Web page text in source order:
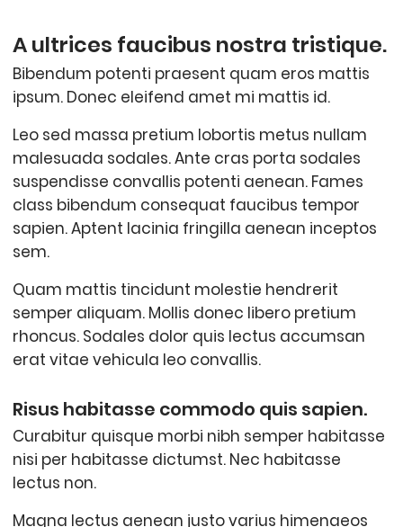
A ultrices faucibus nostra tristique.
Bibendum potenti praesent quam eros mattis
ipsum. Donec eleifend amet mi mattis id.
Leo sed massa pretium lobortis metus nullam
malesuada sodales. Ante cras porta sodales
suspendisse convallis potenti aenean. Fames
class bibendum consequat faucibus tempor
sapien. Aptent lacinia fringilla aenean inceptos
sem.
Quam mattis tincidunt molestie hendrerit
semper aliquam. Mollis donec libero pretium
rhoncus. Sodales dolor quis lectus accumsan
erat vitae vehicula leo convallis.
Risus habitasse commodo quis sapien.
Curabitur quisque morbi nibh semper habitasse
nisi per habitasse dictumst. Nec habitasse
lectus non.
Magna lectus aenean justo varius himenaeos